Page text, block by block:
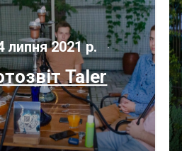
липня 2021 р.
Taler